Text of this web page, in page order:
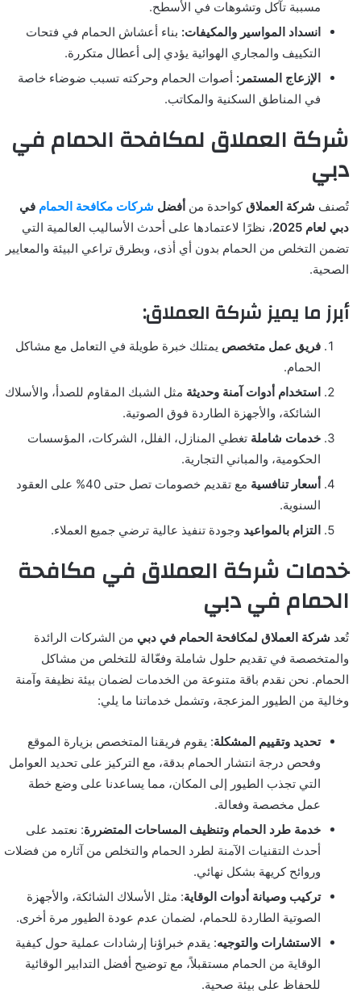
مسببة تآكل وتشوهات في الأسطح.
انسداد المواسير والمكيفات: بناء أعشاش الحمام في فتحات
التكييف والمجاري الهوائية يؤدي إلى أعطال متكررة.
الإزعاج المستمر: أصوات الحمام وحركته تسبب ضوضاء خاصة
في المناطق السكنية والمكاتب.
شركة العملاق لمكافحة الحمام في
دبي
تُصنف شركة العملاقكواحدة من أفضل شركات مكافحة الحمام في
دبي لعام 2025
، نظرًا لاعتمادها على أحدث الأساليب العالمية التي
تضمن التخلص من الحمام بدون أي أذى، وبطرق تراعي البيئة والمعايير
الصحية.
أبرز ما يميز شركة العملاق:
فريق عمل متخصص يمتلك خبرة طويلة في التعامل مع مشاكل
الحمام.
استخدام أدوات آمنة وحديثة مثل الشبك المقاوم للصدأ، والأسلاك
الشائكة، والأجهزة الطاردة فوق الصوتية.
خدمات شاملة تغطي المنازل، الفلل، الشركات، المؤسسات
الحكومية، والمباني التجارية.
أسعار تنافسية
مع تقديم خصومات تصل حتى 40% على العقود
السنوية.
التزام بالمواعيد وجودة تنفيذ عالية ترضي جميع العملاء.
خدمات شركة العملاق في مكافحة
الحمام في دبي
تُعد شركة العملاق لمكافحة الحمام في دبي من الشركات الرائدة
والمتخصصة في تقديم حلول شاملة وفعّالة للتخلص من مشاكل
الحمام. نحن نقدم باقة متنوعة من الخدمات لضمان بيئة نظيفة وآمنة
وخالية من الطيور المزعجة، وتشمل خدماتنا ما يلي:
تحديد وتقييم المشكلة: يقوم فريقنا المتخصص بزيارة الموقع
وفحص درجة انتشار الحمام بدقة، مع التركيز على تحديد العوامل
التي تجذب الطيور إلى المكان، مما يساعدنا على وضع خطة
عمل مخصصة وفعالة.
خدمة طرد الحمام وتنظيف المساحات المتضررة: نعتمد على
أحدث التقنيات الآمنة لطرد الحمام والتخلص من آثاره من فضلات
وروائح كريهة بشكل نهائي.
تركيب وصيانة أدوات الوقاية: مثل الأسلاك الشائكة، والأجهزة
الصوتية الطاردة للحمام، لضمان عدم عودة الطيور مرة أخرى.
الاستشارات والتوجيه: يقدم خبراؤنا إرشادات عملية حول كيفية
الوقاية من الحمام مستقبلاً، مع توضيح أفضل التدابير الوقائية
للحفاظ على بيئة صحية.